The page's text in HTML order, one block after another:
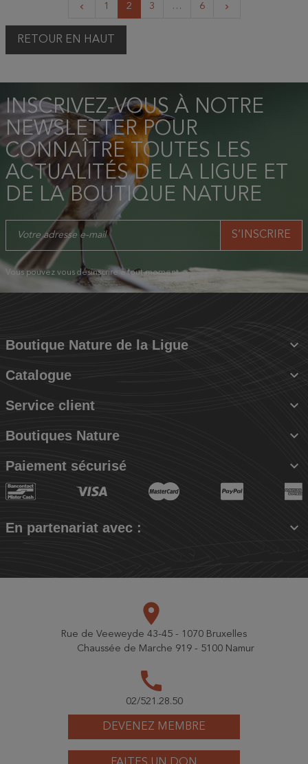
keyboard_arrow_left Précédent
1 2 3 … 6 keyboard_arrow_right
RETOUR EN HAUT
INSCRIVEZ-VOUS À NOTRE
NEWSLETTER POUR
CONNAÎTRE TOUTES LES
ACTUALITÉS DE LA LIGUE ET
DE LA BOUTIQUE NATURE
Vous pouvez vous désinscrire à tout moment.
Boutique Nature de la Ligue 
Catalogue 
Service client 
Boutiques Nature 
Paiement sécurisé 
En partenariat avec : 
DEVENEZ MEMBRE
place
Rue de Veeweyde 43-45 - 1070 Bruxelles
Chaussée de Marche 919 - 5100 Namur
call
02/521.28.50